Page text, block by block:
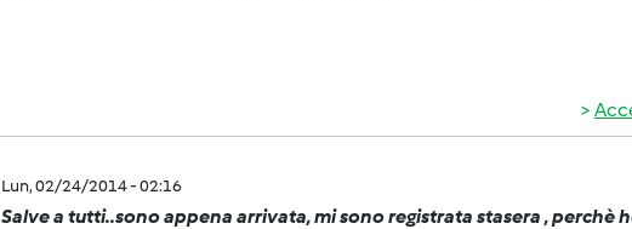
Lun, 02/24/2014 - 02:16
Salve a tutti..sono appena arrivata, mi sono registrata stasera , perchè